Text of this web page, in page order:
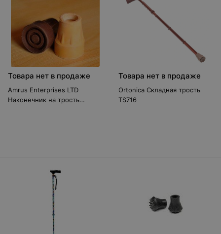
Товара нет в продаже
Amrus Enterprises LTD
Наконечник на трость
Товара нет в продаже
Ortonica Складная трость
TS716